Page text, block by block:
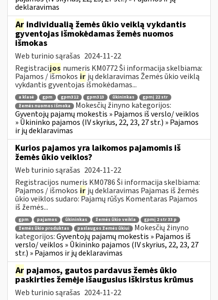
deklaravimas
Ar individualią žemės ūkio veiklą vykdantis
gyventojas išmokėdamas žemės nuomos
išmokas
Web turinio sąrašas 2024-11-22
Registracijos numeris KM0772 Ši informacija skelbiama:
Pajamos / išmokos ir jų deklaravimas Žemės ūkio veiklą
vykdantis gyventojas išmokėdamas...
a klasė gpm gpm312 gpm313 ūkininkas
gpmį 22 str
žemės nuomos išmoka
Mokesčių žinyno kategorijos:
Gyventojų pajamų mokestis » Pajamos iš verslo/ veiklos
» Ūkininko pajamos (IV skyrius, 22, 23, 27 str.) » Pajamos
ir jų deklaravimas
Kurios pajamos yra laikomos pajamomis iš
žemės ūkio veiklos?
Web turinio sąrašas 2024-11-22
Registracijos numeris KM0786 Ši informacija skelbiama:
Pajamos / išmokos ir jų deklaravimas Pajamas iš žemės
ūkio veiklos sudaro: Pajamų rūšys Komentaras Pajamos
iš žemės...
gpm pajamos ūkininkas žemės ūkio veikla
gpmį 2 str 33 p
žemės ūkio produktas
paslaugos žemės ūkiui
Mokesčių žinyno
kategorijos:Gyventojų pajamų mokestis » Pajamos iš
verslo/ veiklos » Ūkininko pajamos (IV skyrius, 22, 23, 27
str.) » Pajamos ir jų deklaravimas
Ar pajamos, gautos pardavus žemės ūkio
paskirties žemėje išaugusius iškirstus krūmus
Web turinio sąrašas 2024-11-22